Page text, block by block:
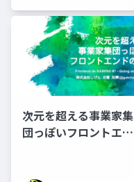
次元を超える事業家集
団っぽいフロントエン